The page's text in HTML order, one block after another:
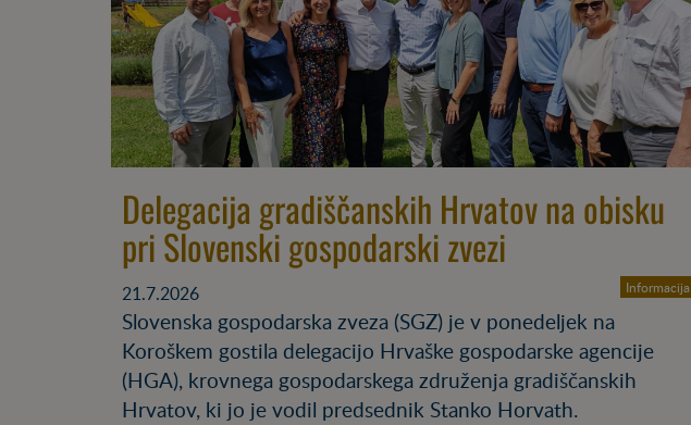
Delegacija gradiščanskih Hrvatov na obisku
pri Slovenski gospodarski zvezi
Informacija
21.7.2026
Slovenska gospodarska zveza (SGZ) je v ponedeljek na
Koroškem gostila delegacijo Hrvaške gospodarske agencije
(HGA), krovnega gospodarskega združenja gradiščanskih
Hrvatov, ki jo je vodil predsednik Stanko Horvath.